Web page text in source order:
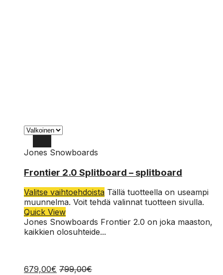
162
Jones Snowboards
Frontier 2.0 Splitboard – splitboard
Valitse vaihtoehdoista Tällä tuotteella on useampi
muunnelma. Voit tehdä valinnat tuotteen sivulla.
Quick View
Jones Snowboards Frontier 2.0 on joka maaston,
kaikkien olosuhteide...
679,00€ 799,00€